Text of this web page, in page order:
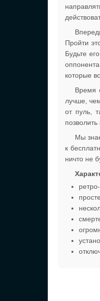
Пройти
Будьте
которые
Время
лучше,
от пуль,
Мы
к
ничто не